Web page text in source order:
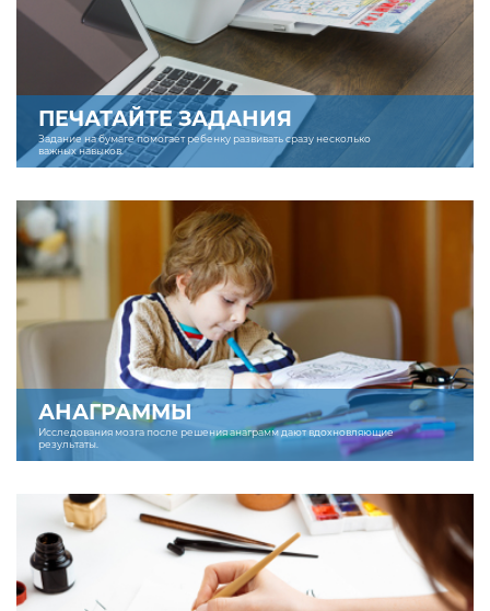
ПЕЧАТАЙТЕ ЗАДАНИЯ
Задание на бумаге помогает ребенку развивать сразу несколько
важных навыков.
АНАГРАММЫ
Исследования мозга после решения анаграмм дают вдохновляющие
результаты.